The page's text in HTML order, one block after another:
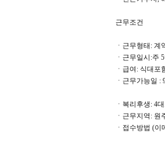
근무조건
ㆍ근무형태: 계
ㆍ근무일시:주
ㆍ급여: 식대포
ㆍ근무가능일 :
ㆍ복리후생: 4
ㆍ근무지역: 원
ㆍ 접수방법 (이